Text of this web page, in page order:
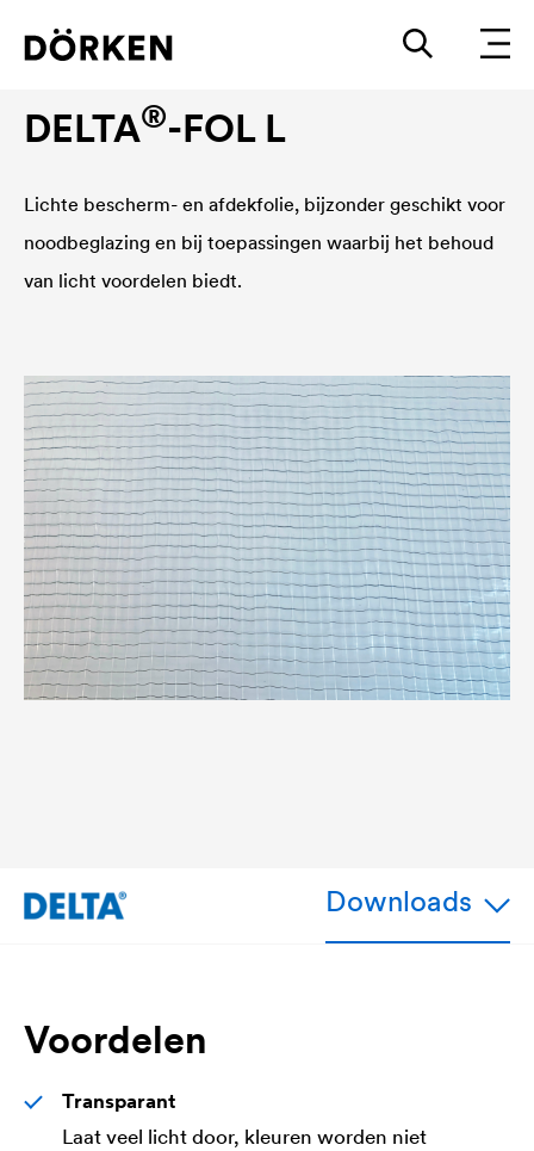
DELTA®-FOL L
Lichte bescherm- en afdekfolie, bijzonder geschikt voor
noodbeglazing en bij toepassingen waarbij het behoud
van licht voordelen biedt.
Downloads
Voordelen
Transparant
Laat veel licht door, kleuren worden niet